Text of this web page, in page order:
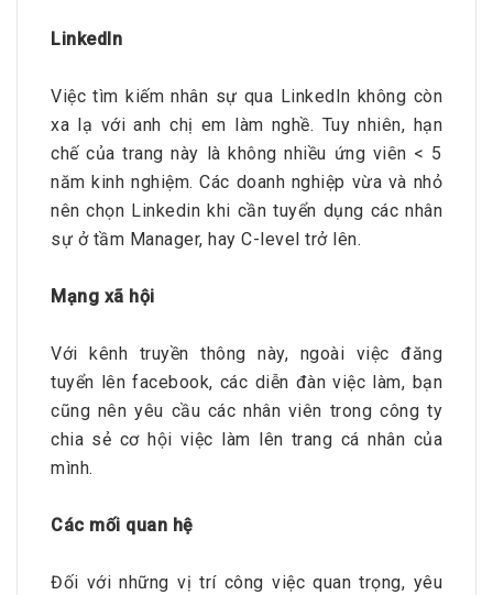
LinkedIn
Việc tìm kiếm nhân sự qua LinkedIn không còn
xa lạ với anh chị em làm nghề. Tuy nhiên, hạn
chế của trang này là không nhiều ứng viên < 5
năm kinh nghiệm. Các doanh nghiệp vừa và nhỏ
nên chọn Linkedin khi cần tuyển dụng các nhân
sự ở tầm Manager, hay C-level trở lên.
Mạng xã hội
Với kênh truyền thông này, ngoài việc đăng
tuyển lên facebook, các diễn đàn việc làm, bạn
cũng nên yêu cầu các nhân viên trong công ty
chia sẻ cơ hội việc làm lên trang cá nhân của
mình.
Các mối quan hệ
Đối với những vị trí công việc quan trọng, yêu